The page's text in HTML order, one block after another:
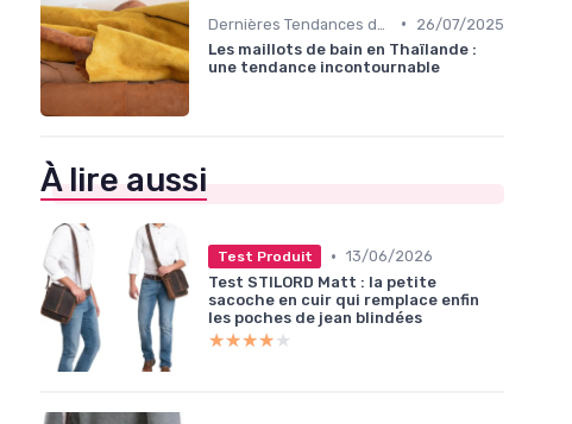
•
26/07/2025
Les maillots de bain en Thaïlande :
une tendance incontournable
À lire aussi
Test Produit • 13/06/2026
Test STILORD Matt : la petite
sacoche en cuir qui remplace enfin
les poches de jean blindées
★★★★★
★★★★★